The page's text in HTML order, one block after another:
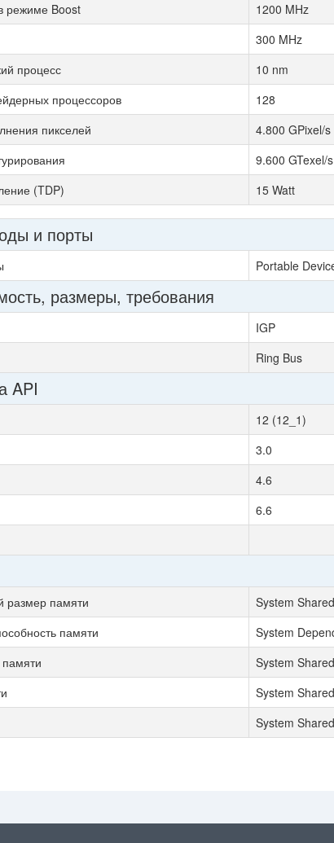
режиме Boost
1200 MHz
300 MHz
процесс
10 nm
процессоров
128
пикселей
4.800 GPixel/s
9.600 GTexel/s
(TDP)
15 Watt
и порты
Portable
размеры, требования
IGP
Ring Bus
API
12 (12_1)
3.0
4.6
6.6
размер памяти
System Shared
памяти
System
System Shared
System Shared
System Shared